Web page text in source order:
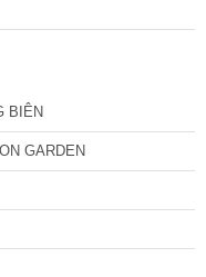
BIÊN
GARDEN